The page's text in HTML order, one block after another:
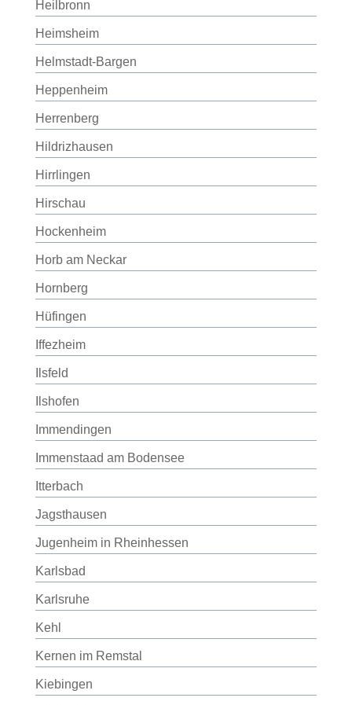
Heilbronn
Heimsheim
Helmstadt-Bargen
Heppenheim
Herrenberg
Hildrizhausen
Hirrlingen
Hirschau
Hockenheim
Horb am Neckar
Hornberg
Hüfingen
Iffezheim
Ilsfeld
Ilshofen
Immendingen
Immenstaad am Bodensee
Itterbach
Jagsthausen
Jugenheim in Rheinhessen
Karlsbad
Karlsruhe
Kehl
Kernen im Remstal
Kiebingen